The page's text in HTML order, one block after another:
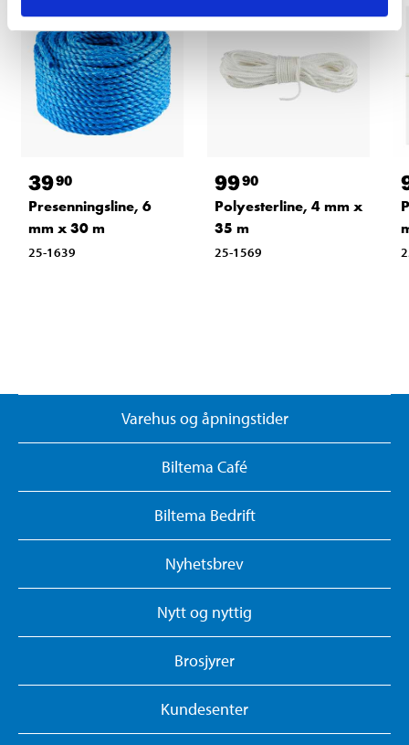
3990
Presenningsline, 6
mm x 30 m
25-1639
9990
Polyesterline, 4 mm x
35 m
25-1569
Varehus og åpningstider
Biltema Café
Biltema Bedrift
Nyhetsbrev
Nytt og nyttig
Brosjyrer
Kundesenter